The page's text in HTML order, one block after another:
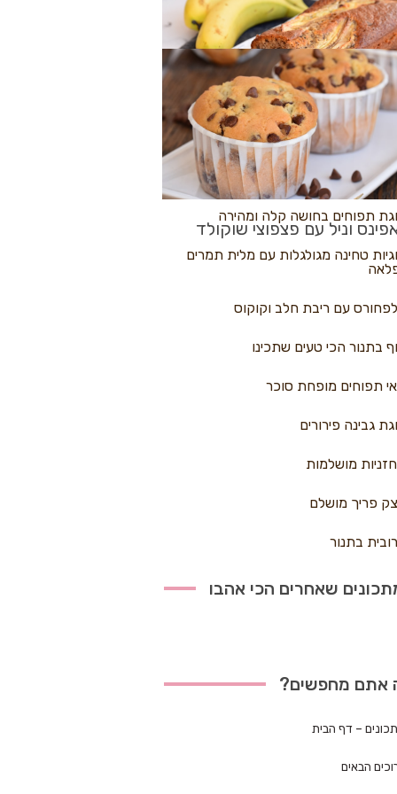
פיצה
בננות
וניל עם פצפוצי שוקולד
נקראים
תפוחים בחושה קלה ומהירה
טחינה מגולגלות עם מלית תמרים
עם ריבת חלב וקוקוס
בתנור הכי טעים שתכינו
תפוחים מופחת סוכר
גבינה פירורים
מושלמות
פריך מושלם
בתנור
שאחרים הכי אהבו
אתם מחפשים?
– דף הבית
הבאים